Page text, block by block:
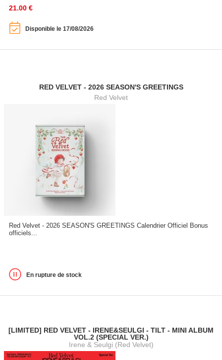
21.00 €
Disponible le 17/08/2026
RED VELVET - 2026 SEASON'S GREETINGS
Red Velvet
Red Velvet - 2026 SEASON'S GREETINGS Calendrier Officiel Bonus
officiels...
En rupture de stock
[LIMITED] RED VELVET - IRENE&SEULGI - TILT - MINI ALBUM
VOL.2 (SPECIAL VER.)
Irene & Seulgi (Red Velvet)